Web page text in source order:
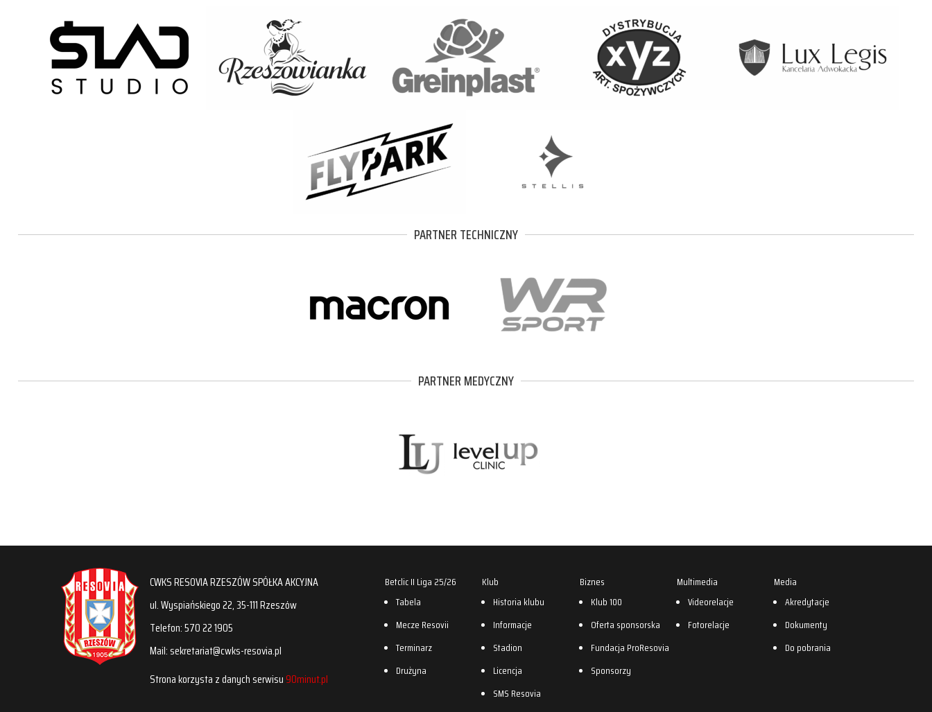
PARTNER TECHNICZNY
PARTNER MEDYCZNY
CWKS RESOVIA RZESZÓW SPÓŁKA AKCYJNA
ul. Wyspiańskiego 22, 35-111 Rzeszów
Telefon: 570 22 1905
Mail: sekretariat@cwks-resovia.pl
Strona korzysta z danych serwisu90minut.pl
Betclic II Liga 25/26
Tabela
Mecze Resovii
Terminarz
Drużyna
Klub
Historia klubu
Informacje
Stadion
Licencja
SMS Resovia
Biznes
Klub 100
Oferta sponsorska
Fundacja ProResovia
Sponsorzy
Multimedia
Videorelacje
Fotorelacje
Media
Akredytacje
Dokumenty
Do pobrania